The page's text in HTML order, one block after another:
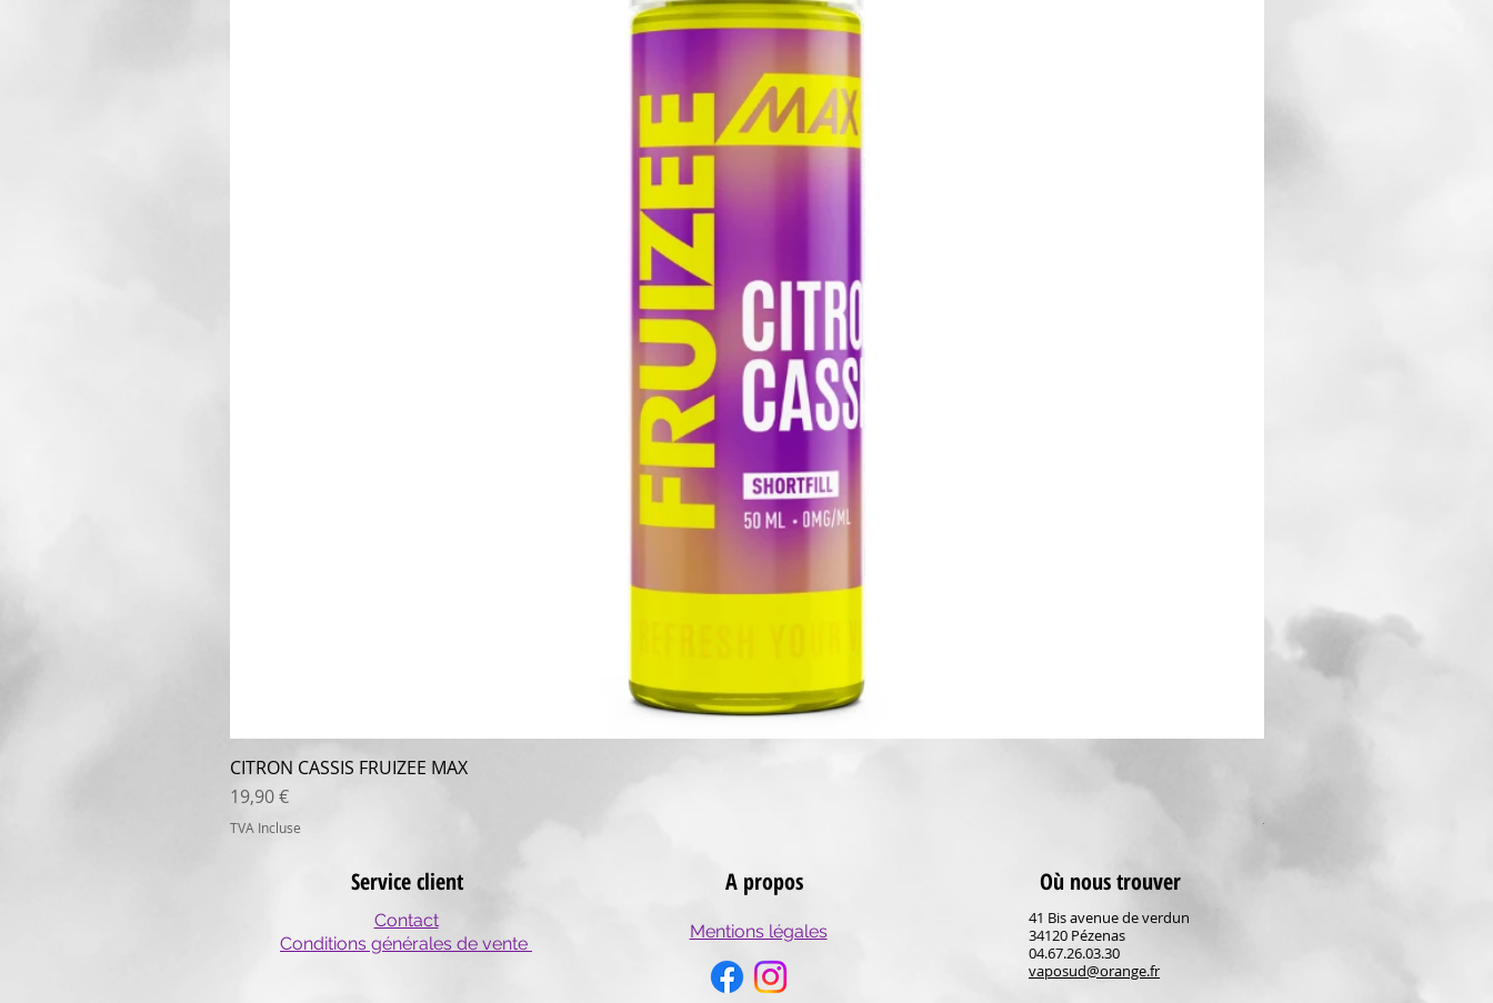
CITRON CASSIS FRUIZEE MAX
Prix
19,90 €
TVA Incluse TVA Incluse
Service client
Contact
Conditions générales de vente
A propos
Mentions légales
Où nous trouver
41 Bis avenue de verdun
34120 Pézenas
04.67.26.03.30
vaposud@orange.fr